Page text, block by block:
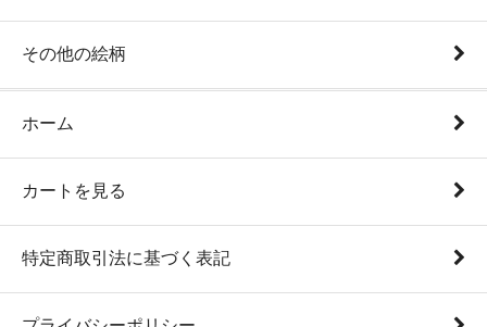
その他の絵柄
ホーム
カートを見る
特定商取引法に基づく表記